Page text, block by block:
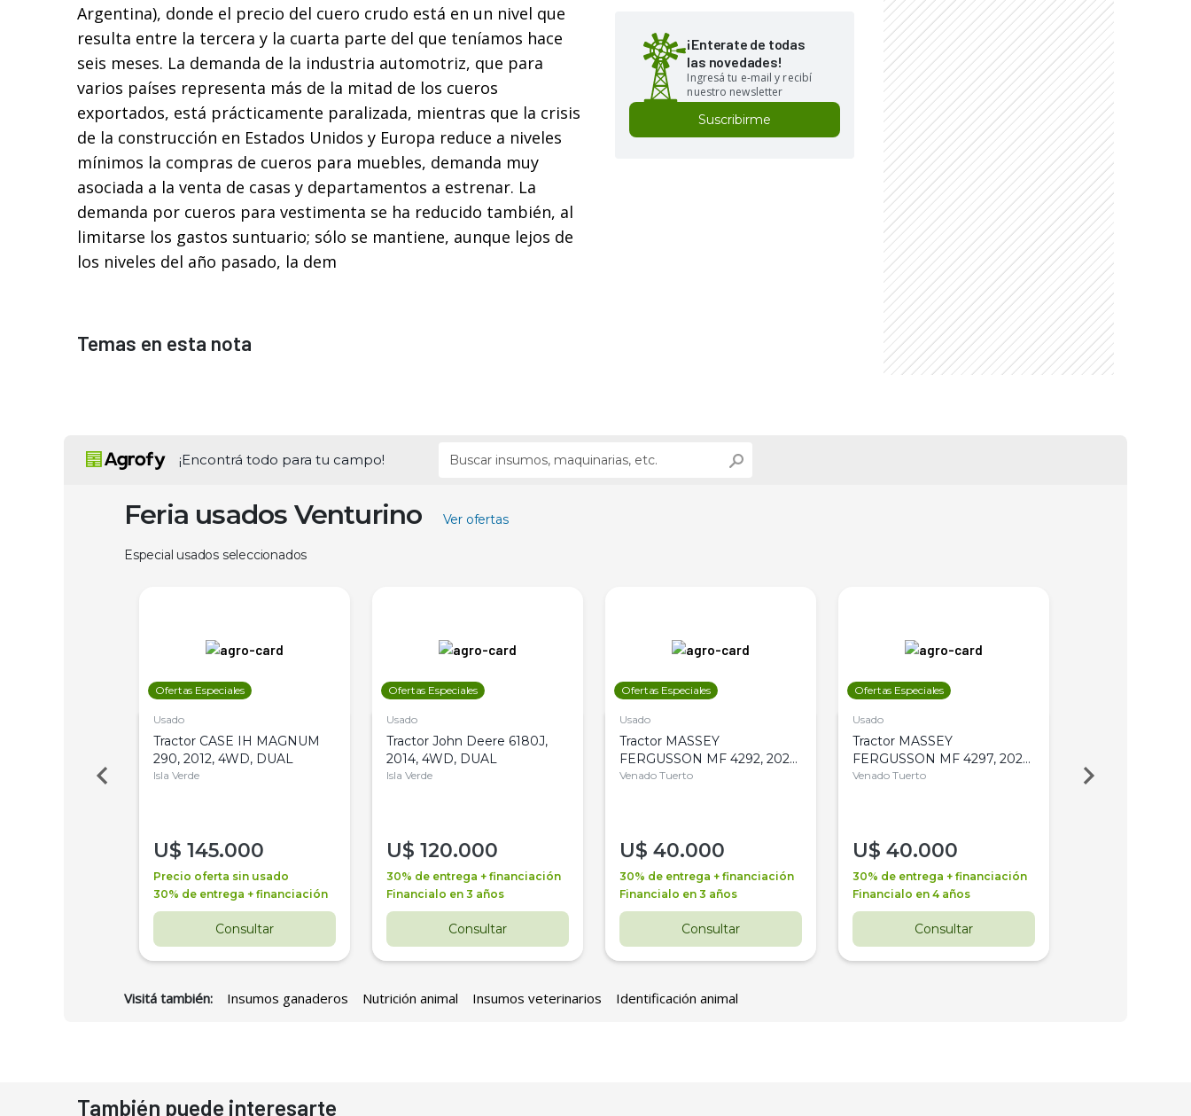
Argentina), donde el precio del cuero crudo está en un nivel que
resulta entre la tercera y la cuarta parte del que teníamos hace
seis meses. La demanda de la industria automotriz, que para
varios países representa más de la mitad de los cueros
exportados, está prácticamente paralizada, mientras que la crisis
de la construcción en Estados Unidos y Europa reduce a niveles
mínimos la compras de cueros para muebles, demanda muy
asociada a la venta de casas y departamentos a estrenar. La
demanda por cueros para vestimenta se ha reducido también, al
limitarse los gastos suntuario; sólo se mantiene, aunque lejos de
los niveles del año pasado, la dem
¡Enterate de todas
las novedades!
Ingresá tu e-mail y recibí
nuestro newsletter
Suscribirme
Temas en esta nota
¡Encontrá todo para tu campo!
Feria usados Venturino Ver ofertas
Especial usados seleccionados
Ofertas Especiales
Usado
Tractor CASE IH MAGNUM
290, 2012, 4WD, DUAL
Isla Verde
U$ 145.000
Precio oferta sin usado
30% de entrega + financiación
Consultar
Ofertas Especiales
Usado
Tractor John Deere 6180J,
2014, 4WD, DUAL
Isla Verde
U$ 120.000
30% de entrega + financiación
Financialo en 3 años
Consultar
Ofertas Especiales
Usado
Tractor MASSEY
FERGUSSON MF 4292, 2020,
4WD, PATON
Venado Tuerto
U$ 40.000
30% de entrega + financiación
Financialo en 3 años
Consultar
Ofertas Especiales
Usado
Tractor MASSEY
FERGUSSON MF 4297, 2020,
4WD, PATON
Venado Tuerto
U$ 40.000
30% de entrega + financiación
Financialo en 4 años
Consultar
Venado Tuerto
Visitá también: Insumos ganaderos Nutrición animal Insumos veterinarios Identificación animal
También puede interesarte